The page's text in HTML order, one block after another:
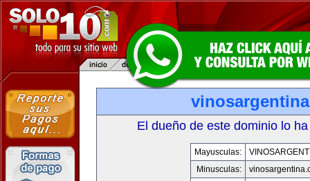
El dueño de este dominio lo
Mayusculas:
Minusculas: